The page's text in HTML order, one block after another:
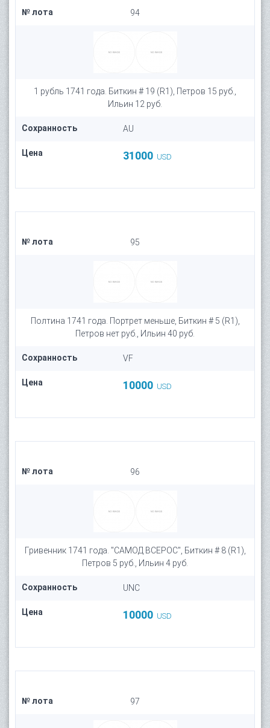
№ лота 94
1 рубль 1741 года. Биткин # 19 (R1), Петров 15 руб.,
Ильин 12 руб.
Сохранность AU
Цена 31000 USD
№ лота 95
Полтина 1741 года. Портрет меньше, Биткин # 5 (R1),
Петров нет руб., Ильин 40 руб.
Сохранность VF
Цена 10000 USD
№ лота 96
Гривенник 1741 года. "САМОД ВСЕРОС", Биткин # 8 (R1),
Петров 5 руб., Ильин 4 руб.
Сохранность UNC
Цена 10000 USD
№ лота 97